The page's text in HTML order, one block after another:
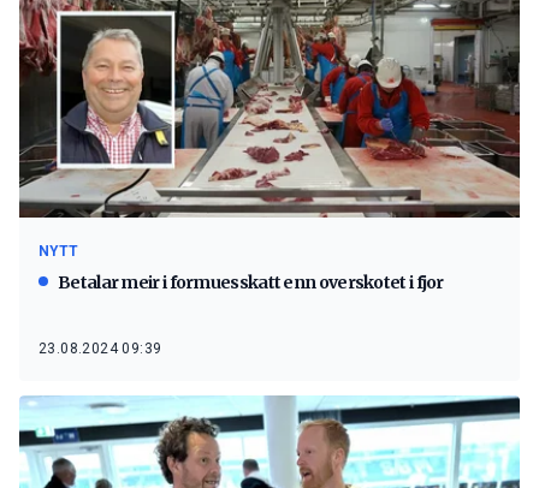
NYTT
Betalar meir i formuesskatt enn overskotet i fjor
23.08.2024 09:39